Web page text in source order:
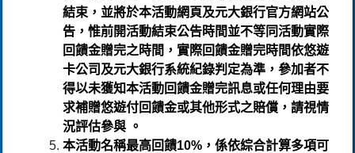
結束，並將於本活動網頁及元大銀行官方網站公
告，惟前開活動結束公告時間並不等同活動實際
回饋金贈完之時間，實際回饋金贈完時間依悠遊
卡公司及元大銀行系統紀錄判定為準，參加者不
得以未獲知本活動回饋金贈完訊息或任何理由要
求補贈悠遊付回饋金或其他形式之賠償，請視情
況評估參與 。
本活動名稱最高回饋10%，係依綜合計算多項可